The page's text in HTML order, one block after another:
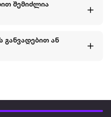
შემიძლია
განვადებით ან